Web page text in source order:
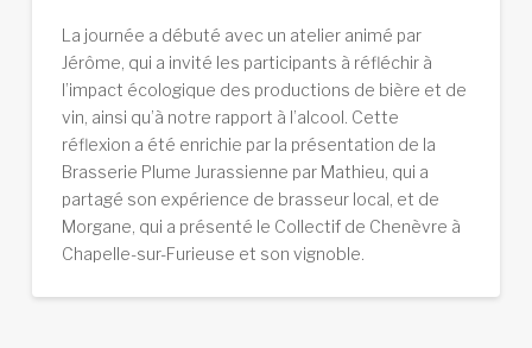
La journée a débuté avec un atelier animé par
Jérôme, qui a invité les participants à réfléchir à
l’impact écologique des productions de bière et de
vin, ainsi qu’à notre rapport à l’alcool. Cette
réflexion a été enrichie par la présentation de la
Brasserie Plume Jurassienne par Mathieu, qui a
partagé son expérience de brasseur local, et de
Morgane, qui a présenté le Collectif de Chenèvre à
Chapelle-sur-Furieuse et son vignoble.